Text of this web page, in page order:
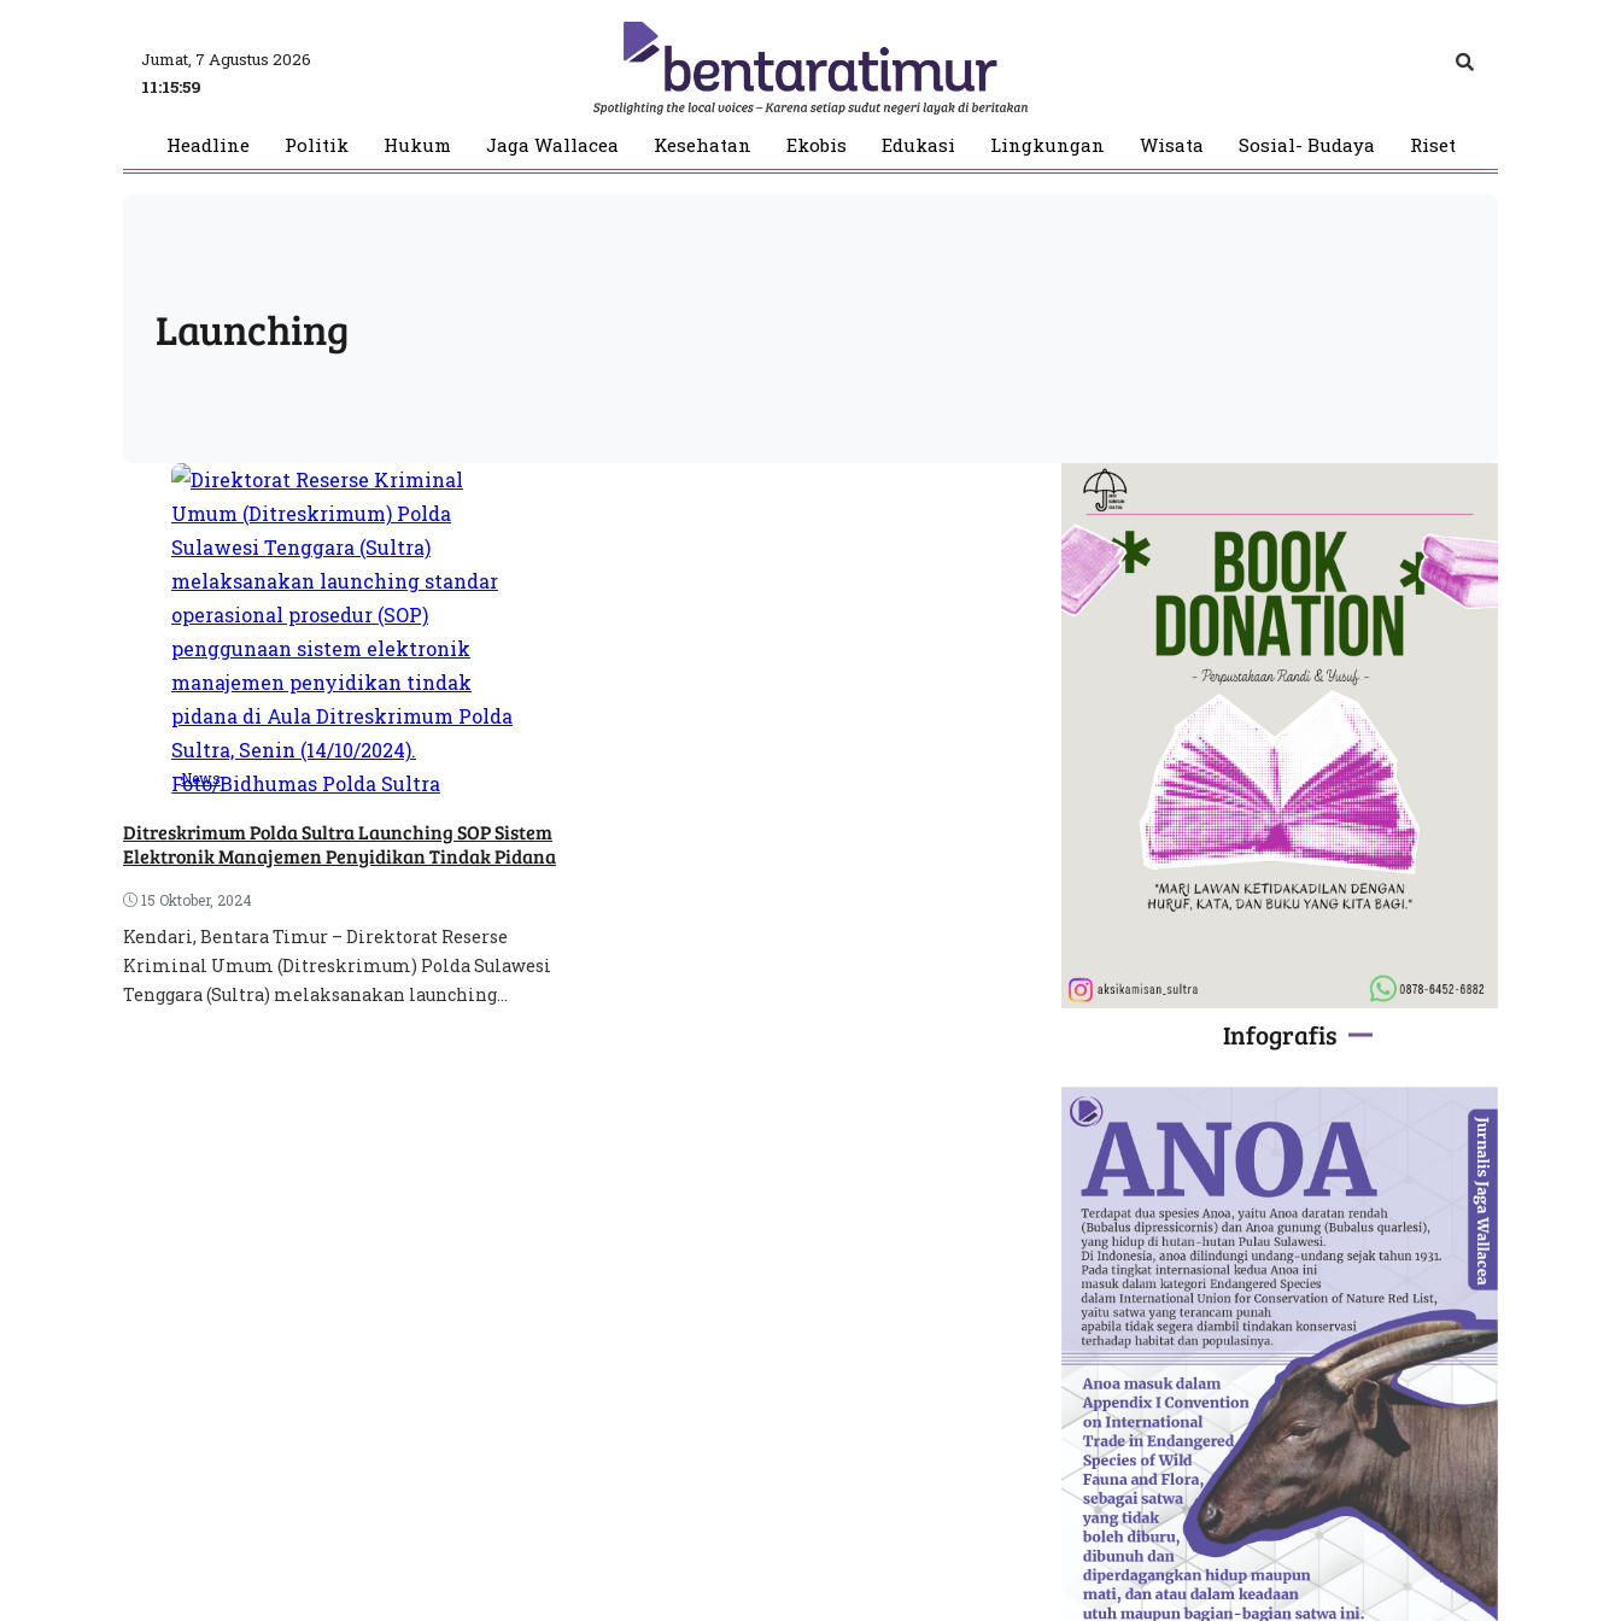
Jumat, 7 Agustus 2026
11:15:59
Headline Politik Hukum Jaga Wallacea Kesehatan Ekobis Edukasi Lingkungan Wisata Sosial- Budaya Riset
Launching
News
Ditreskrimum Polda Sultra Launching SOP Sistem
Elektronik Manajemen Penyidikan Tindak Pidana
15 Oktober, 2024
Kendari, Bentara Timur – Direktorat Reserse
Kriminal Umum (Ditreskrimum) Polda Sulawesi
Tenggara (Sultra) melaksanakan launching...
Infografis